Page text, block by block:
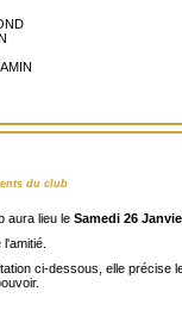
du club
aura lieu le Samedi 26
ci-dessous, elle précise